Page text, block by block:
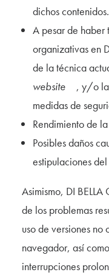
dichos contenidos.
A pesar de haber
organizativas en
de la técnica
website
, y/o la
medidas de
Rendimiento de la
Posibles daños
estipulaciones
Asimismo, DI
de los problemas
uso de versiones
navegador, así
interrupciones